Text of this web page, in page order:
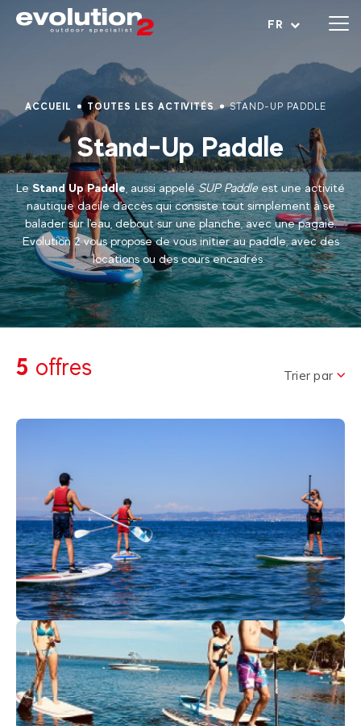
FR
Ouvrir le menu
ACCUEIL TOUTES LES ACTIVITÉS STAND-UP PADDLE
Stand-Up Paddle
LeStand Up Paddle , aussi appeléSUP Paddleest une activité
nautique dacile d'accès qui consiste tout simplement à se
balader sur l'eau, debout sur une planche, avec une pagaie.
Evolution 2 vous propose de vous initier au paddle, avec des
locations ou des cours encadrés.
5 offres Trier par
Thonon-Lac Léman
SEANCE STAND UP PADDLE
Dès32€